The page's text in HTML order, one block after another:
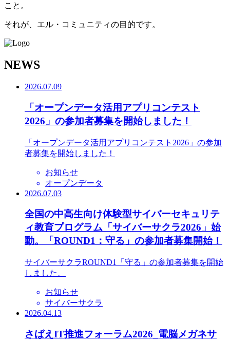
こと。
それが、エル・コミュニティの目的です。
NEWS
2026.07.09
「オープンデータ活用アプリコンテスト
2026」の参加者募集を開始しました！
「オープンデータ活用アプリコンテスト2026」の参加
者募集を開始しました！
お知らせ
オープンデータ
2026.07.03
全国の中高生向け体験型サイバーセキュリテ
ィ教育プログラム「サイバーサクラ2026」始
動。「ROUND1：守る」の参加者募集開始！
サイバーサクラROUND1「守る」の参加者募集を開始
しました。
お知らせ
サイバーサクラ
2026.04.13
さばえIT推進フォーラム2026_電脳メガネサ